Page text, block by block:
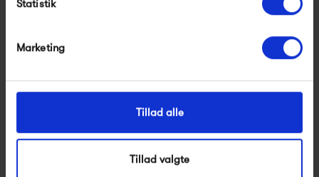
Statistik
Marketing
Tillad alle
Tillad valgte
Bongusta Naram
Weekend Bag
Kintobe STEVE the
sleeve, Dusty Dune